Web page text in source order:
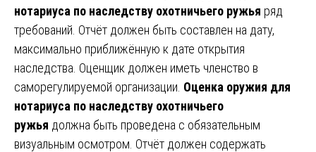
нотариуса по наследству охотничьего ружья ряд
требований. Отчёт должен быть составлен на дату,
максимально приближённую к дате открытия
наследства. Оценщик должен иметь членство в
саморегулируемой организации. Оценка оружия для
нотариуса по наследству охотничьего
ружья должна быть проведена с обязательным
визуальным осмотром. Отчёт должен содержать